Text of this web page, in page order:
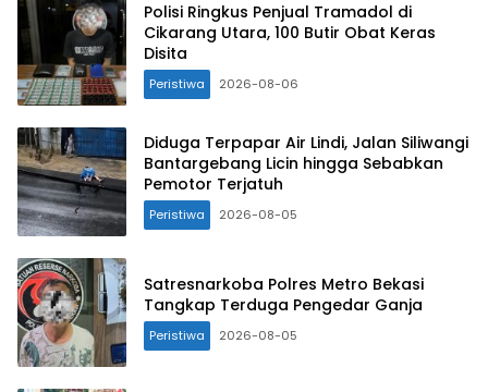
Polisi Ringkus Penjual Tramadol di
Cikarang Utara, 100 Butir Obat Keras
Disita
Peristiwa 2026-08-06
Diduga Terpapar Air Lindi, Jalan Siliwangi
Bantargebang Licin hingga Sebabkan
Pemotor Terjatuh
Peristiwa 2026-08-05
Satresnarkoba Polres Metro Bekasi
Tangkap Terduga Pengedar Ganja
Peristiwa 2026-08-05